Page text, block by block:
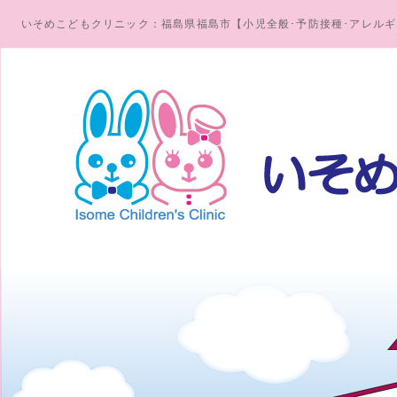
いそめこどもクリニック：福島県福島市【小児全般･予防接種･アレル